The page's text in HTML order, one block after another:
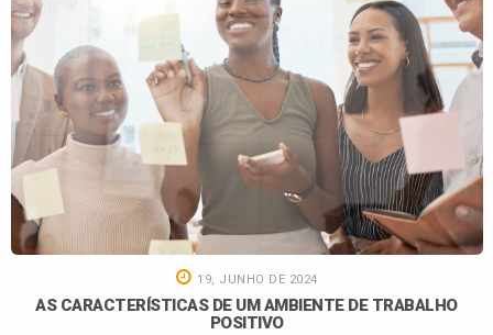
19, JUNHO DE 2024
AS CARACTERÍSTICAS DE UM AMBIENTE DE TRABALHO
POSITIVO